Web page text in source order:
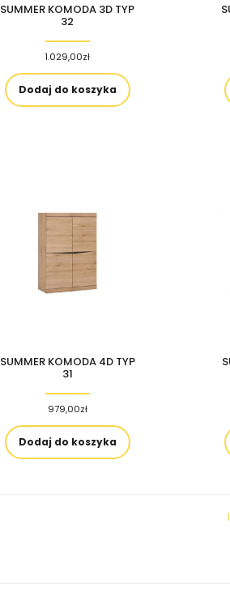
SUMMER KOMODA 3D TYP
32
1.029,00zł
Dodaj do koszyka
SUMMER KOMODA 4D TYP
31
979,00zł
Dodaj do koszyka
1